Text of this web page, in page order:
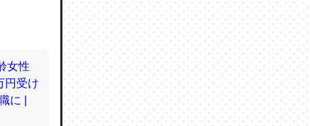
かり